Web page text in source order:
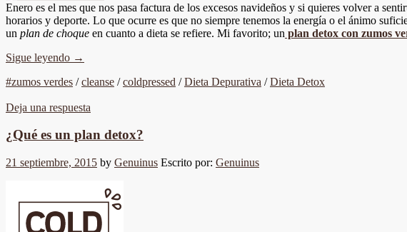
Enero es el mes que nos pasa factura de los excesos navideños y si quieres volver a
horarios y deporte. Lo que ocurre es que no siempre tenemos la energía o el ánimo
un plan de choque en cuanto a dieta se refiere. Mi favorito; un plan detox con zumos
Sigue leyendo →
#zumos verdes /cleanse /coldpressed /Dieta Depurativa /Dieta Detox
Deja una respuesta
¿Qué es un plan detox?
21 septiembre, 2015 by Genuinus Escrito por: Genuinus